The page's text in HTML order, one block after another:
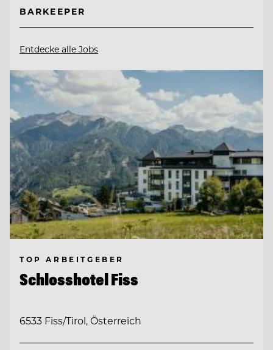
BARKEEPER
Entdecke alle Jobs
TOP ARBEITGEBER
Schlosshotel Fiss
6533 Fiss/Tirol, Österreich